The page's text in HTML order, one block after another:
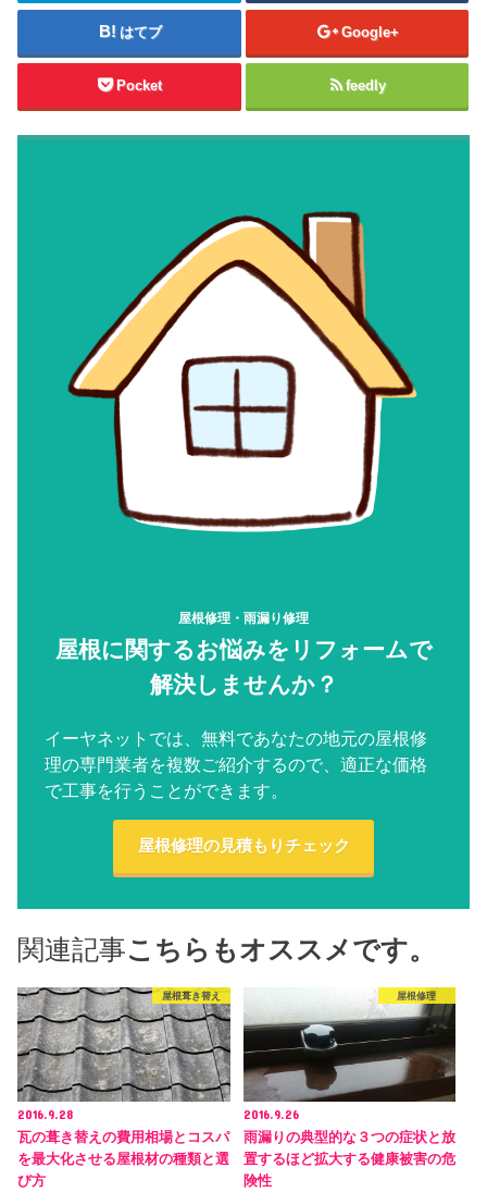
はてブ Google+
Pocket feedly
屋根修理・雨漏り修理
屋根に関するお悩みをリフォームで
解決しませんか？
イーヤネットでは、無料であなたの地元の屋根修
理の専門業者を複数ご紹介するので、適正な価格
で工事を行うことができます。
屋根修理の見積もりチェック
関連記事こちらもオススメです。
屋根葺き替え
2016.9.28
瓦の葺き替えの費用相場とコスパ
を最大化させる屋根材の種類と選
び方
屋根修理
2016.9.26
雨漏りの典型的な３つの症状と放
置するほど拡大する健康被害の危
険性